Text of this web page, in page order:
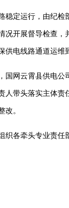
稳定运行，由纪
况开展督导检查
供电线路通道运维
国网云霄县供电
人带头落实主体
改。
织各牵头专业责